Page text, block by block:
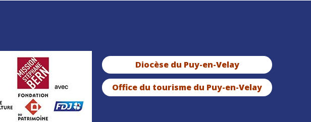
Diocèse du Puy-en-Velay
Office du tourisme du Puy-en-Velay